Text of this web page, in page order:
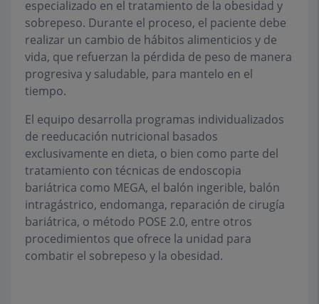
especializado en el tratamiento de la obesidad y
sobrepeso. Durante el proceso, el paciente debe
realizar un cambio de hábitos alimenticios y de
vida, que refuerzan la pérdida de peso de manera
progresiva y saludable, para mantelo en el
tiempo.
El equipo desarrolla programas individualizados
de reeducación nutricional basados
exclusivamente en dieta, o bien como parte del
tratamiento con técnicas de endoscopia
bariátrica como MEGA, el balón ingerible, balón
intragástrico, endomanga, reparación de cirugía
bariátrica, o método POSE 2.0, entre otros
procedimientos que ofrece la unidad para
combatir el sobrepeso y la obesidad.